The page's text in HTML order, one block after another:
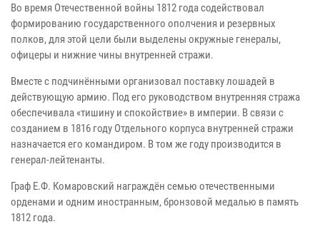
Во время Отечественной войны 1812 года содействовал
формированию государственного ополчения и резервных
полков, для этой цели были выделены окружные генералы,
офицеры и нижние чины внутренней стражи.
Вместе с подчинёнными организовал поставку лошадей в
действующую армию. Под его руководством внутренняя стража
обеспечивала «тишину и спокойствие» в империи. В связи с
созданием в 1816 году Отдельного корпуса внутренней стражи
назначается его командиром. В том же году производится в
генерал-лейтенанты.
Граф Е.Ф. Комаровский награждён семью отечественными
орденами и одним иностранным, бронзовой медалью в память
1812 года.